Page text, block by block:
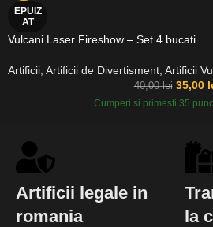
EPUIZ
AT
Vulcani Laser Fireshow – Set 4 bucati
Artificii Artificii de Divertisment Artificii
40,00lei 35,00
Cumperi si primesti 35
Artificii legale in
romania
la